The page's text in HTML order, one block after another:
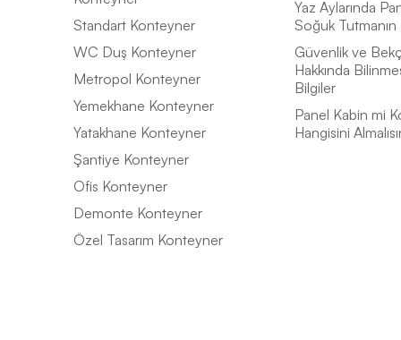
Standart Konteyner
WC Duş Konteyner
Metropol Konteyner
Yemekhane Konteyner
Yatakhane Konteyner
Şantiye Konteyner
Ofis Konteyner
Demonte Konteyner
Özel Tasarım Konteyner
Yaz Aylarında
Soğuk Tutmanın
Güvenlik ve
Hakkında
Bilgiler
Panel Kabin mi
Hangisini